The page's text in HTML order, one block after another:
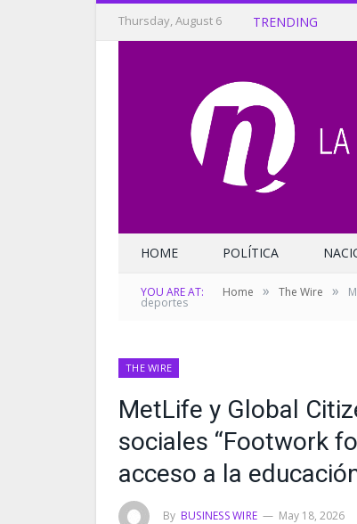
Thursday, August 6 TRENDING
HOME POLÍTICA
YOU ARE AT: Home » The Wire »
deportes
THE WIRE
MetLife y Global
sociales “Footwork
acceso a la
By BUSINESS WIRE May 18, 2026